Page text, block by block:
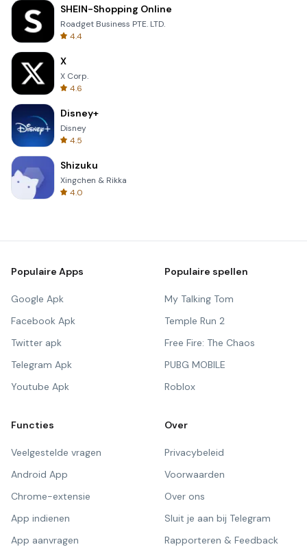
SHEIN-Shopping Online
Roadget Business PTE. LTD.
4.4
X
X Corp.
4.6
Disney+
Disney
4.5
Shizuku
Xingchen & Rikka
4.0
Populaire Apps
Google Apk
Facebook Apk
Twitter apk
Telegram Apk
Youtube Apk
Populaire spellen
My Talking Tom
Temple Run 2
Free Fire: The Chaos
PUBG MOBILE
Roblox
Functies
Veelgestelde vragen
Android App
Chrome-extensie
App indienen
App aanvragen
Over
Privacybeleid
Voorwaarden
Over ons
Sluit je aan bij Telegram
Rapporteren & Feedback